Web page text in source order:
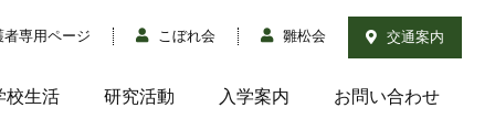
専用ページ こぼれ会 雛松会 交通案内
校生活 研究活動 入学案内 お問い合わせ